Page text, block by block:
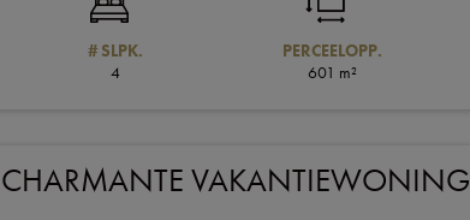
# SLPK.
4
PERCEELOPP.
601 m²
CHARMANTE VAKANTIEWONING